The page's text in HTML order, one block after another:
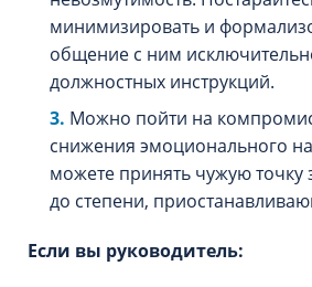
минимизировать и
общение с ним
должностных инструкций.
Можно пойти на
снижения эмоционального
можете принять чужую точку
до степени,
Если вы руководитель: